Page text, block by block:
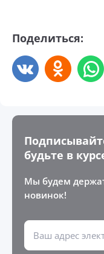
Поделиться:
будьте в
Мы будем
новинок!